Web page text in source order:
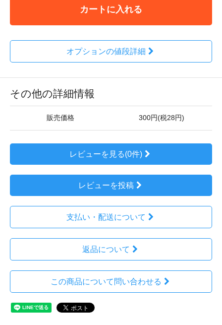
カートに入れる
オプションの値段詳細
その他の詳細情報
販売価格 300円(税28円)
レビューを見る(0件)
レビューを投稿
支払い・配送について
返品について
この商品について問い合わせる